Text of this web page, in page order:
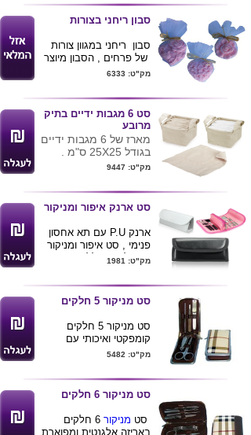
ניתן לצרף את הסבון כחלק
הספא שלנו
סבון ריחני בצורות
סבון ריחני במגוון צורות
של פרחים , הסבון מיוצר
ונארז ע"י אנשים עם צרכים
לקהילה . כל סבון מגיע
באריזת רשת עם קשירת
רפיה .
מינימום 1000 יחידות
מק"ט: 6333
סט 6 מגבות ידיים בתיק
מרובע
מארז של 6 מגבות ידיים
בגודל 25X25 ס"מ .
מגיע בתיק קנווס מרובע
ניתן למתג את המגבות
ואת התיק
מק"ט: 9447
סט ארנק איפור ומניקור
ארנק P.U עם תא אחסון
פנימי , סט איפור ומניקור
10 חלקים כולל מראה
מידות : 16X8X5ס"מ .
מק"ט: 1981
סט מניקור 5 חלקים
סט מניקור 5 חלקים
קומפקטי ואיכותי עם
סגירת רוכסן ,
ס"מ
מק"ט: 5482
סט מניקור 6 חלקים
סט מניקור
6 חלקים
באריזה אלגנטית ומפוארת